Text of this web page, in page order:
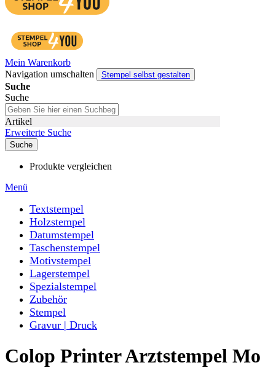
Mein Warenkorb
Navigation umschalten
Stempel selbst gestalten
Suche
Suche
Artikel
Erweiterte Suche
Suche
Produkte vergleichen
Menü
Textstempel
Holzstempel
Datumstempel
Taschenstempel
Motivstempel
Lagerstempel
Spezialstempel
Zubehör
Stempel
Gravur | Druck
Colop Printer Arztstempel